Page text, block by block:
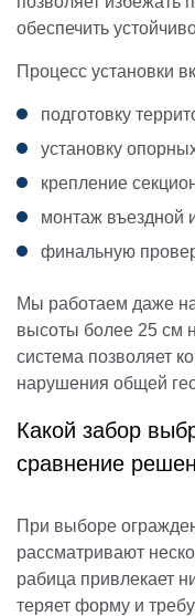
обеспечить
Процесс установки
подготовку
установку
крепление
монтаж въездной
финальную
Мы работаем даже
высоты более 25 см
система позволяет
нарушения общей
Какой забор
сравнение
При выборе
рассматривают
рабица привлекает
теряет форму и